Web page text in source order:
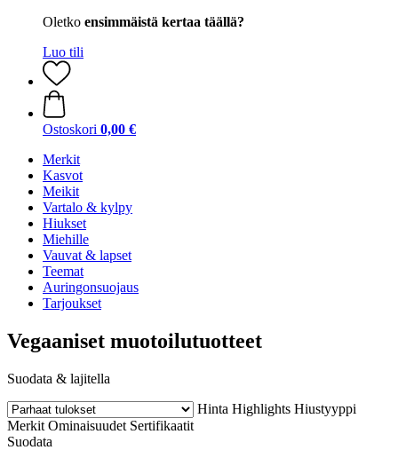
Oletko ensimmäistä kertaa täällä?
Luo tili
Ostoskori 0,00 €
Merkit
Kasvot
Meikit
Vartalo & kylpy
Hiukset
Miehille
Vauvat & lapset
Teemat
Auringonsuojaus
Tarjoukset
Vegaaniset muotoilutuotteet
Suodata & lajitella
Hinta Highlights Hiustyyppi
Merkit Ominaisuudet Sertifikaatit
Suodata